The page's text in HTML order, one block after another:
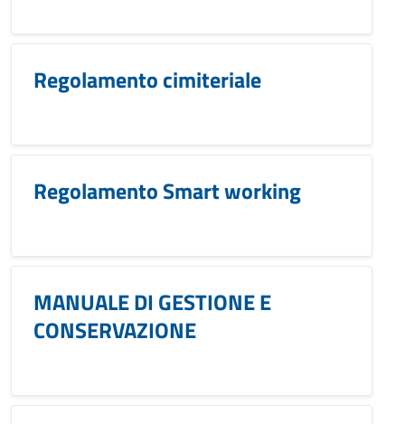
Regolamento cimiteriale
Regolamento Smart working
MANUALE DI GESTIONE E
CONSERVAZIONE